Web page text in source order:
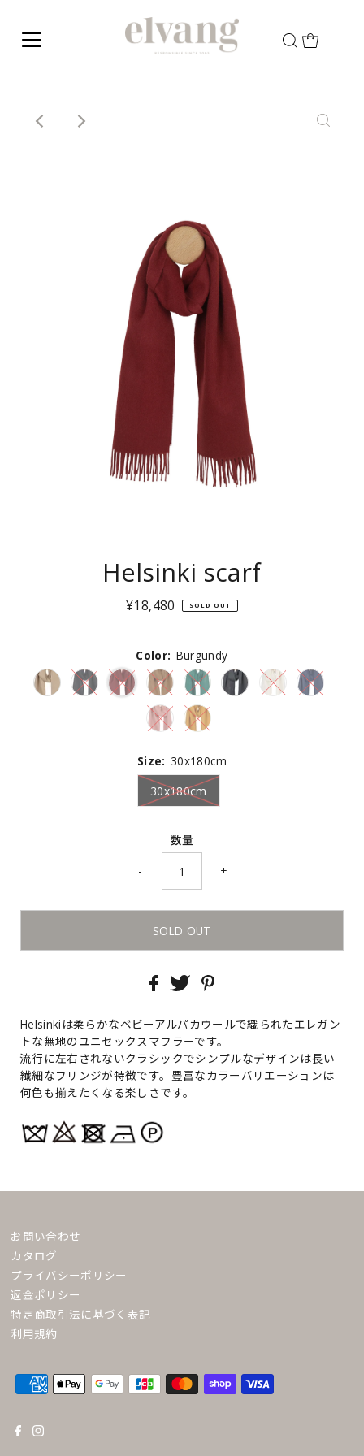
Helsinki scarf
通
格
¥18,480 SOLD OUT
Color: Burgundy
Size: 30x180cm
30x180cm
数量
-
+
Helsinkiは柔らかなベビーアルパカウールで織られたエレガン
トな無地のユニセックスマフラーです。
流行に左右されないクラシックでシンプルなデザインは長い
繊細なフリンジが特徴です。豊富なカラーバリエーションは
何色も揃えたくなる楽しさです。
お問い合わせ
カタログ
プライバシーポリシー
返金ポリシー
特定商取引法に基づく表記
利用規約